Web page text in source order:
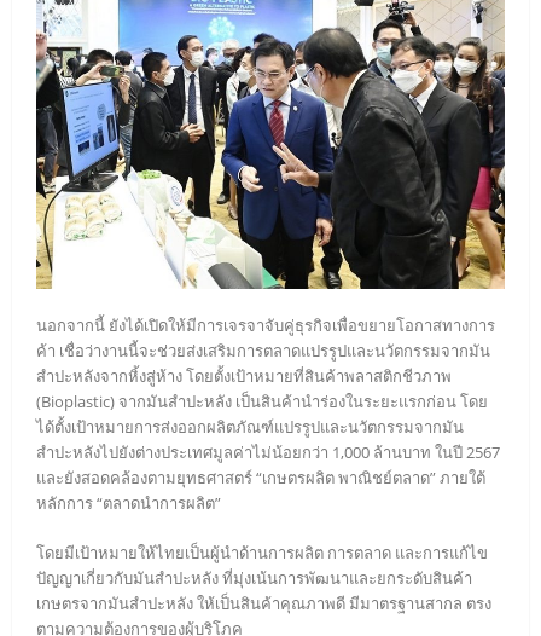
นอกจากนี้ ยังได้เปิดให้มีการเจรจาจับคู่ธุรกิจเพื่อขยายโอกาสทางการ
ค้า เชื่อว่างานนี้จะช่วยส่งเสริมการตลาดแปรรูปและนวัตกรรมจากมัน
สำปะหลังจากหิ้งสู่ห้าง โดยตั้งเป้าหมายที่สินค้าพลาสติกชีวภาพ
(Bioplastic) จากมันสำปะหลัง เป็นสินค้านำร่องในระยะแรกก่อน โดย
ได้ตั้งเป้าหมายการส่งออกผลิตภัณฑ์แปรรูปและนวัตกรรมจากมัน
สำปะหลังไปยังต่างประเทศมูลค่าไม่น้อยกว่า 1,000 ล้านบาท ในปี 2567
และยังสอดคล้องตามยุทธศาสตร์ “เกษตรผลิต พาณิชย์ตลาด” ภายใต้
หลักการ “ตลาดนำการผลิต”
โดยมีเป้าหมายให้ไทยเป็นผู้นำด้านการผลิต การตลาด และการแก้ไข
ปัญญาเกี่ยวกับมันสำปะหลัง ที่มุ่งเน้นการพัฒนาและยกระดับสินค้า
เกษตรจากมันสำปะหลัง ให้เป็นสินค้าคุณภาพดี มีมาตรฐานสากล ตรง
ตามความต้องการของผู้บริโภค